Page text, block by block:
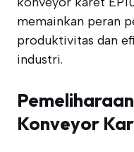
memainkan peran
produktivitas dan
industri.
Konveyor